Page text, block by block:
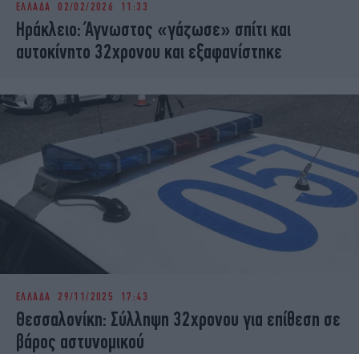
iBOOKS
OSCARS
THE OCEAN
MEDIA
ELAMEFORA
NEWSLETTER
ΕΛΛΑΔΑ 02/02/2026 11:33
Ηράκλειο: Άγνωστος «γάζωσε» σπίτι και
αυτοκίνητο 32χρονου και εξαφανίστηκε
ΕΛΛΑΔΑ 29/11/2025 17:43
Θεσσαλονίκη: Σύλληψη 32χρονου για επίθεση σε
βάρος αστυνομικού